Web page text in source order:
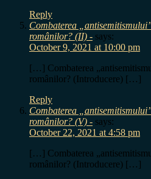
Reply
Combaterea
românilor? (II) - says:
October 9, 2021 at 10:00 pm
[…] Combaterea
românilor? (Introducere) […]
Reply
Combaterea
românilor? (V) - says:
October 22, 2021 at 4:58 pm
[…] Combaterea
românilor? (Introducere) […]